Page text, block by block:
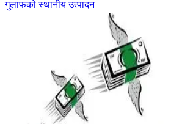
गुलाफको स्थानीय उत्पादन